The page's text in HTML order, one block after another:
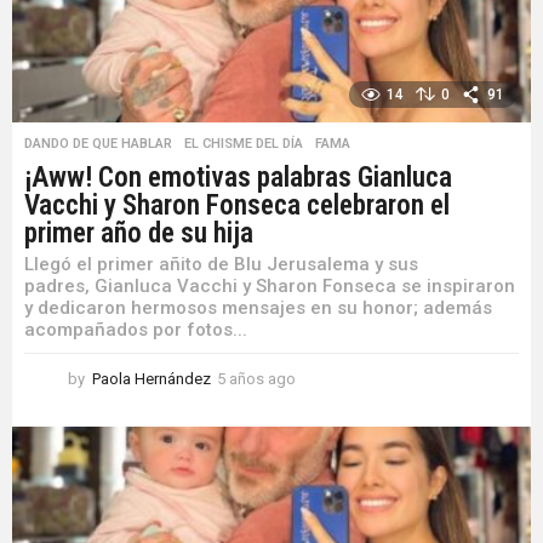
14 0 91
DANDO DE QUE HABLAR ,EL CHISME DEL DÍA ,FAMA
¡Aww! Con emotivas palabras Gianluca
Vacchi y Sharon Fonseca celebraron el
primer año de su hija
Llegó el primer añito de Blu Jerusalema y sus
padres, Gianluca Vacchi y Sharon Fonseca se inspiraron
y dedicaron hermosos mensajes en su honor; además
acompañados por fotos...
by Paola Hernández 5 años ago
ñ
o
s
a
g